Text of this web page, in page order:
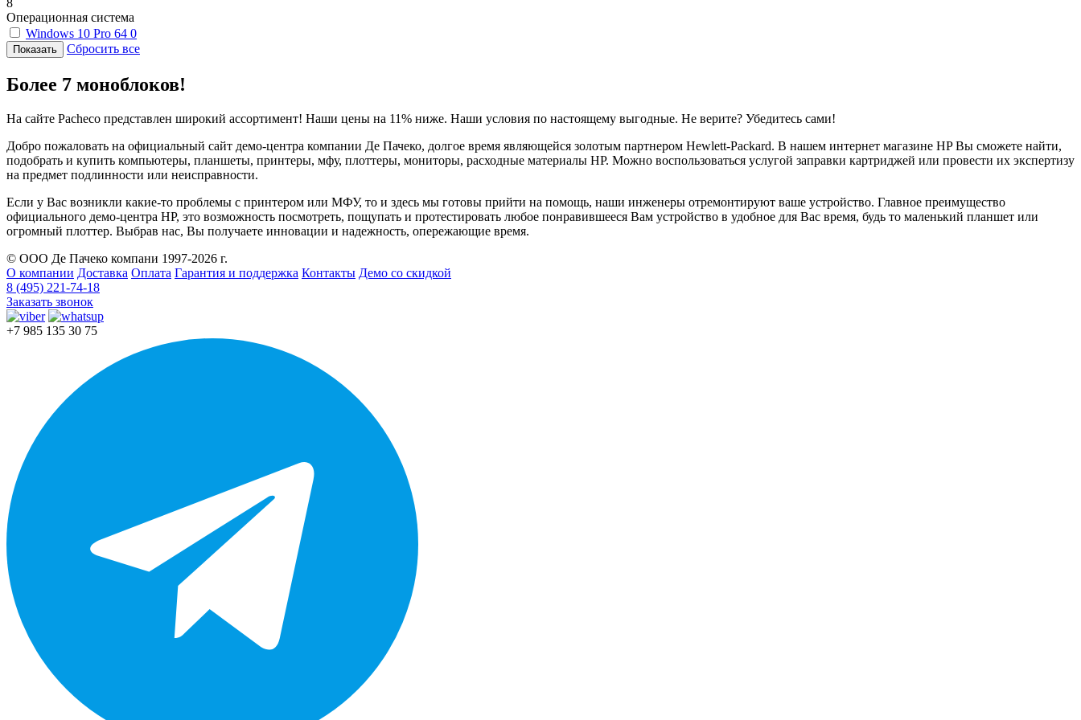
Операционная система
Windows 10 Pro 64 0
Сбросить все
Более 7 моноблоков!
На сайте Pacheco представлен широкий ассортимент! Наши цены на 11% ниже. Наши условия по настоящему выгодные. Не верите? Убедитесь сами!
Добро пожаловать на официальный сайт демо-центра компании Де Пачеко, долгое время являющейся золотым партнером Hewlett-Packard. В нашем интернет магазине HP Вы сможете найти,
подобрать и купить компьютеры, планшеты, принтеры, мфу, плоттеры, мониторы, расходные материалы HP. Можно воспользоваться услугой заправки картриджей или провести их экспертизу
на предмет подлинности или неисправности.
Если у Вас возникли какие-то проблемы с принтером или МФУ, то и здесь мы готовы прийти на помощь, наши инженеры отремонтируют ваше устройство. Главное преимущество
официального демо-центра HP, это возможность посмотреть, пощупать и протестировать любое понравившееся Вам устройство в удобное для Вас время, будь то маленький планшет или
огромный плоттер. Выбрав нас, Вы получаете инновации и надежность, опережающие время.
© ООО Де Пачеко компани 1997-2026 г.
О компании Доставка Оплата Гарантия и поддержка Контакты Демо со скидкой
8 (495) 221-74-18
Заказать звонок
+7 985 135 30 75